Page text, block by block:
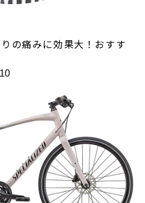
の痛みに効果大！おすす